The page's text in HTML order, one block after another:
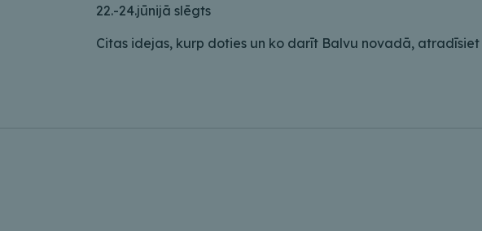
22.-24.jūnijā slēgts
Citas idejas, kurp doties un ko darīt Balvu novadā, atradīsiet